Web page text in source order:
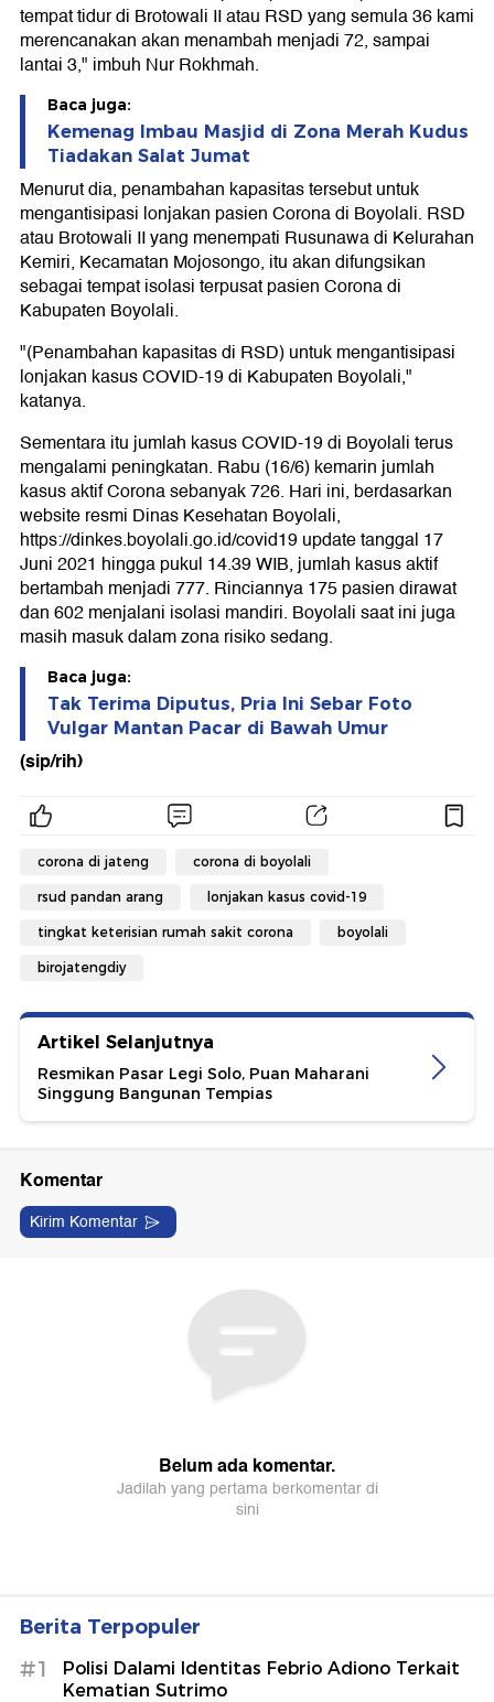
tempat tidur di Brotowali II atau RSD yang semula 36 kami
merencanakan akan menambah menjadi 72, sampai
lantai 3," imbuh Nur Rokhmah.
Baca juga:
Kemenag Imbau Masjid di Zona Merah Kudus
Tiadakan Salat Jumat
Menurut dia, penambahan kapasitas tersebut untuk
mengantisipasi lonjakan pasien Corona di Boyolali. RSD
atau Brotowali II yang menempati Rusunawa di Kelurahan
Kemiri, Kecamatan Mojosongo, itu akan difungsikan
sebagai tempat isolasi terpusat pasien Corona di
Kabupaten Boyolali.
"(Penambahan kapasitas di RSD) untuk mengantisipasi
lonjakan kasus COVID-19 di Kabupaten Boyolali,"
katanya.
Sementara itu jumlah kasus COVID-19 di Boyolali terus
mengalami peningkatan. Rabu (16/6) kemarin jumlah
kasus aktif Corona sebanyak 726. Hari ini, berdasarkan
website resmi Dinas Kesehatan Boyolali,
https://dinkes.boyolali.go.id/covid19 update tanggal 17
Juni 2021 hingga pukul 14.39 WIB, jumlah kasus aktif
bertambah menjadi 777. Rinciannya 175 pasien dirawat
dan 602 menjalani isolasi mandiri. Boyolali saat ini juga
masih masuk dalam zona risiko sedang.
Baca juga:
Tak Terima Diputus, Pria Ini Sebar Foto
Vulgar Mantan Pacar di Bawah Umur
(sip/rih)
corona di jateng corona di boyolali
rsud pandan arang lonjakan kasus covid-19
tingkat keterisian rumah sakit corona boyolali
birojatengdiy
Artikel Selanjutnya
Resmikan Pasar Legi Solo, Puan Maharani
Singgung Bangunan Tempias
Berita Terpopuler
#1
Polisi Dalami Identitas Febrio Adiono Terkait
Kematian Sutrimo